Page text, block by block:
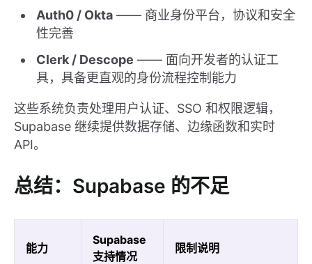
Auth0 / Okta —— 商业身份平台，协议和安全
性完善
Clerk / Descope —— 面向开发者的认证工
具，具备更直观的身份流程控制能力
这些系统负责处理用户认证、SSO 和权限逻辑，
Supabase 继续提供数据存储、边缘函数和实时
API。
总结：Supabase 的不足
能力
Supabase
支持情况
限制说明